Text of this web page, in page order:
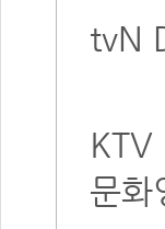
tvN
KTV
문화